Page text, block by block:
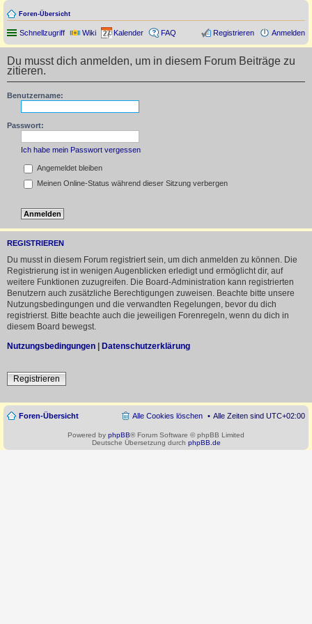
Foren-Übersicht
Schnellzugriff Wiki Kalender FAQ Anmelden
Registrieren
Du musst dich anmelden, um in diesem Forum Beiträge zu
zitieren.
Benutzername:
Passwort:
Ich habe mein Passwort vergessen
Angemeldet bleiben
Meinen Online-Status während dieser Sitzung verbergen
REGISTRIEREN
Du musst in diesem Forum registriert sein, um dich anmelden zu können. Die
Registrierung ist in wenigen Augenblicken erledigt und ermöglicht dir, auf
weitere Funktionen zuzugreifen. Die Board-Administration kann registrierten
Benutzern auch zusätzliche Berechtigungen zuweisen. Beachte bitte unsere
Nutzungsbedingungen und die verwandten Regelungen, bevor du dich
registrierst. Bitte beachte auch die jeweiligen Forenregeln, wenn du dich in
diesem Board bewegst.
Nutzungsbedingungen | Datenschutzerklärung
Registrieren
Foren-Übersicht Alle Zeiten sind UTC+02:00
Alle Cookies löschen
Powered by phpBB® Forum Software © phpBB Limited
Deutsche Übersetzung durch phpBB.de